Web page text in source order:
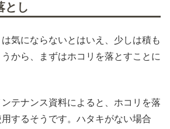
とし
気にならないとはいえ、少しは積も
から、まずはホコリを落とすことに
ンテナンス資料によると、ホコリを落
するそうです。ハタキがない場合